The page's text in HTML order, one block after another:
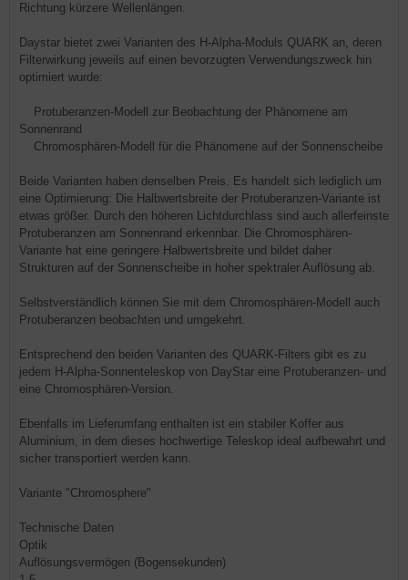
Richtung kürzere Wellenlängen.
Daystar bietet zwei Varianten des H-Alpha-Moduls QUARK an, deren
Filterwirkung jeweils auf einen bevorzugten Verwendungszweck hin
optimiert wurde:
Protuberanzen-Modell zur Beobachtung der Phänomene am
Sonnenrand
Chromosphären-Modell für die Phänomene auf der Sonnenscheibe
Beide Varianten haben denselben Preis. Es handelt sich lediglich um
eine Optimierung: Die Halbwertsbreite der Protuberanzen-Variante ist
etwas größer. Durch den höheren Lichtdurchlass sind auch allerfeinste
Protuberanzen am Sonnenrand erkennbar. Die Chromosphären-
Variante hat eine geringere Halbwertsbreite und bildet daher
Strukturen auf der Sonnenscheibe in hoher spektraler Auflösung ab.
Selbstverständlich können Sie mit dem Chromosphären-Modell auch
Protuberanzen beobachten und umgekehrt.
Entsprechend den beiden Varianten des QUARK-Filters gibt es zu
jedem H-Alpha-Sonnenteleskop von DayStar eine Protuberanzen- und
eine Chromosphären-Version.
Ebenfalls im Lieferumfang enthalten ist ein stabiler Koffer aus
Aluminium, in dem dieses hochwertige Teleskop ideal aufbewahrt und
sicher transportiert werden kann.
Variante "Chromosphere"
Technische Daten
Optik
Auflösungsvermögen (Bogensekunden)